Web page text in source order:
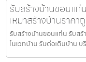
รับสร้างบ้านขอนแ
เหมาสร้างบ้านราคา
รับสร้างบ้านขอนแก่น รับสร้
โนเวทบ้าน รับต่อเติมบ้าน